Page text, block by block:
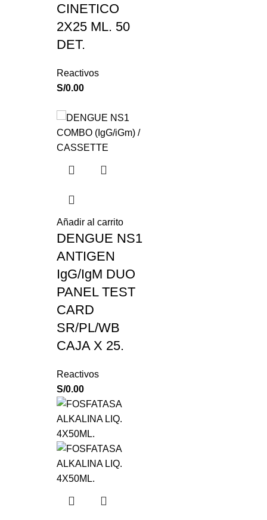
CINETICO
2X25 ML. 50
DET.
Reactivos
S/0.00
Añadir al carrito
DENGUE NS1
ANTIGEN
IgG/IgM DUO
PANEL TEST
CARD
SR/PL/WB
CAJA X 25.
Reactivos
S/0.00